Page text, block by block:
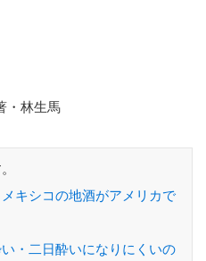
・林生馬
キシコの地酒がアメリカで
・二日酔いになりにくいの